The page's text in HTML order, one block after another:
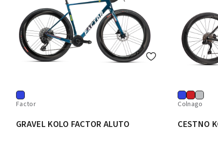
Factor
GRAVEL KOLO FACTOR ALUTO
Colnago
CESTNO